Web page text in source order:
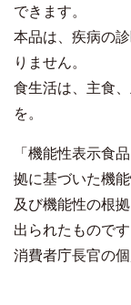
できます。
本品は、疾病の
りません。
食生活は、主食
を。
「機能性表示食
拠に基づいた機
及び機能性の根
出られたもので
消費者庁長官の